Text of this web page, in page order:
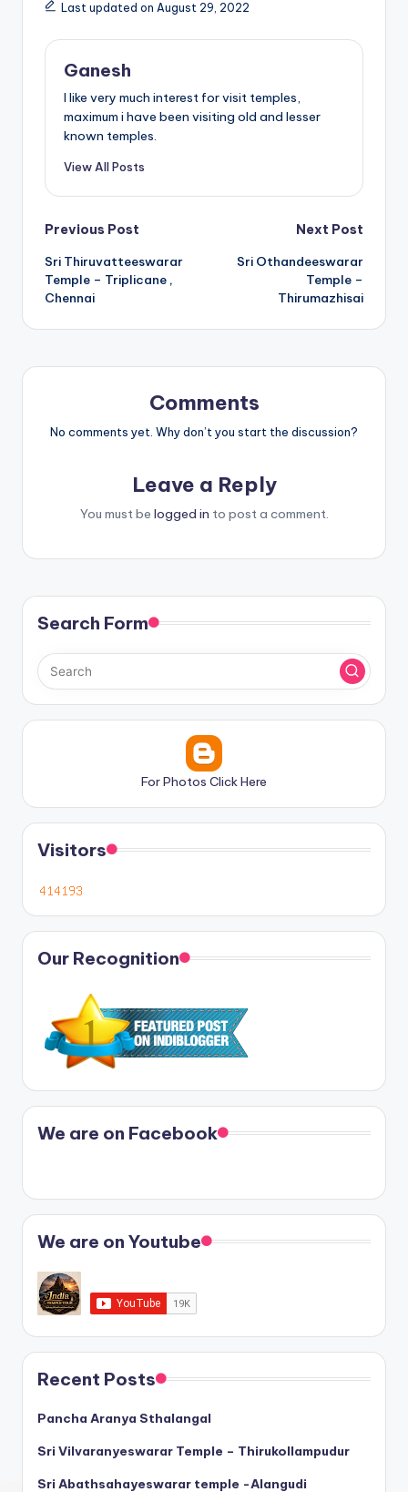
Last updated on August 29, 2022
Ganesh
I like very much interest for visit temples,
maximum i have been visiting old and lesser
known temples.
View All Posts
Post
navigation
Previous Post
Sri Thiruvatteeswarar
Temple – Triplicane ,
Chennai
Next Post
Sri Othandeeswarar
Temple –
Thirumazhisai
Comments
No comments yet. Why don’t you start the discussion?
Leave a Reply
You must be logged in to post a comment.
Search Form
For Photos Click Here
Visitors
Our Recognition
We are on Facebook
We are on Youtube
Recent Posts
Pancha Aranya Sthalangal
Sri Vilvaranyeswarar Temple – Thirukollampudur
Sri Abathsahayeswarar temple -Alangudi